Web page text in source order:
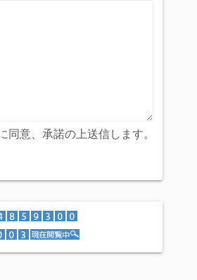
同意、承諾の上送信します。